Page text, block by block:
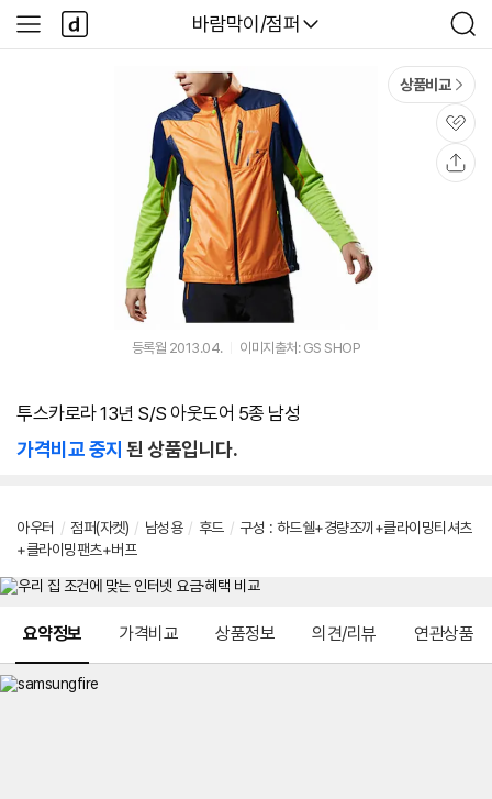
다나와
바람막이/점퍼
검
색
사
이
다
나
와
상품비교
관
심
등록월 2013.04. 이미지출처: GS SHOP
투스카로라 13년 S/S 아웃도어 5종 남성
가격비교 중지 된 상품입니다.
아우터 / 점퍼(자켓) / 남성용 / 후드 / 구성 : 하드쉘+경량조끼+클라이밍티셔츠
+클라이밍팬츠+버프
요약정보 가격비교 상품정보 의견/리뷰 연관상품